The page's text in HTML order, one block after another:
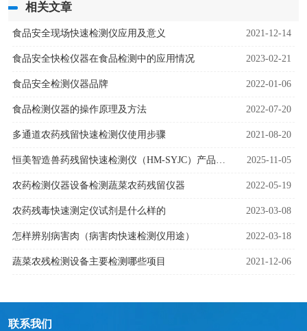
相关文章
食品安全现场快速检测仪应用及意义 2021-12-14
食品安全快检仪器在食品检测中的应用情况 2023-02-21
食品安全检测仪器品牌 2022-01-06
食品检测仪器的操作原理及方法 2022-07-20
多通道农药残留快速检测仪使用步骤 2021-08-20
恒美智造兽药残留快速检测仪（HM-SYJC）产品知识图谱白皮书 2025-11-05
农药检测仪器设备检测蔬菜农药残留仪器 2022-05-19
农药残毒快速测定仪试剂是什么样的 2023-03-08
怎样辨别病害肉（病害肉快速检测仪用途） 2022-03-18
蔬菜农残检测设备主要检测哪些项目 2021-12-06
联系我们